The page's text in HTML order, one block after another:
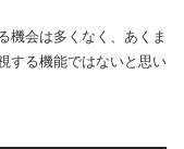
機会は多くなく、あくま
する機能ではないと思い